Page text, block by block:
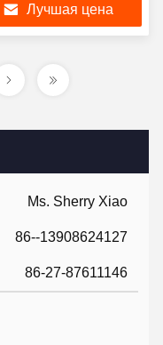
Ms. Sherry Xiao
86--13908624127
86-27-87611146
Лучшая цена